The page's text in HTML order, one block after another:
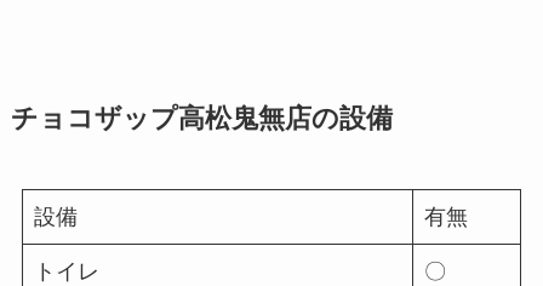
チョコザップ高松鬼無店の設備
設備 有無
トイレ 〇